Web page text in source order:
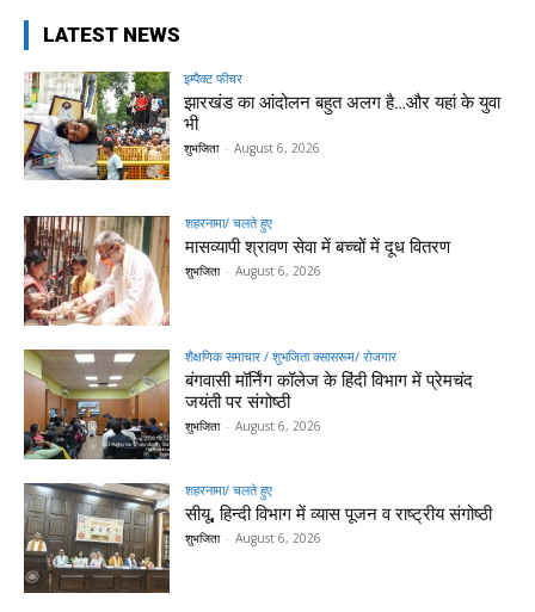
LATEST NEWS
इम्पैक्ट फीचर
झारखंड का आंदोलन बहुत अलग है…और यहां के युवा
भी
शुभजिता - August 6, 2026
शहरनामा/ चलते हुए
मासव्यापी श्रावण सेवा में बच्चों में दूध वितरण
शुभजिता - August 6, 2026
शैक्षणिक समाचार / शुभजिता क्सासरूम/ रोजगार
बंगवासी मॉर्निंग कॉलेज के हिंदी विभाग में प्रेमचंद
जयंती पर संगोष्ठी
शुभजिता - August 6, 2026
शहरनामा/ चलते हुए
सीयू, हिन्दी विभाग में व्यास पूजन व राष्ट्रीय संगोष्ठी
शुभजिता - August 6, 2026